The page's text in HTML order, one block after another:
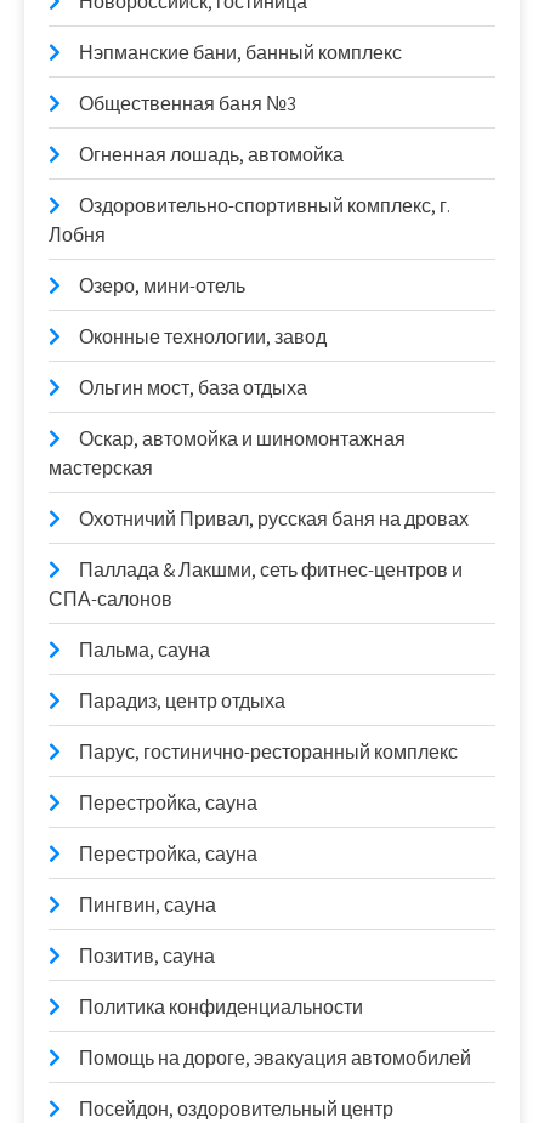
Нэпманские бани, банный комплекс
Общественная баня №3
Огненная лошадь, автомойка
Оздоровительно-спортивный комплекс, г.
Лобня
Озеро, мини-отель
Оконные технологии, завод
Ольгин мост, база отдыха
Оскар, автомойка и шиномонтажная
мастерская
Охотничий Привал, русская баня на дровах
Паллада & Лакшми, сеть фитнес-центров и
СПА-салонов
Пальма, сауна
Парадиз, центр отдыха
Парус, гостинично-ресторанный комплекс
Перестройка, сауна
Перестройка, сауна
Пингвин, сауна
Позитив, сауна
Политика конфиденциальности
Помощь на дороге, эвакуация автомобилей
Посейдон, оздоровительный центр